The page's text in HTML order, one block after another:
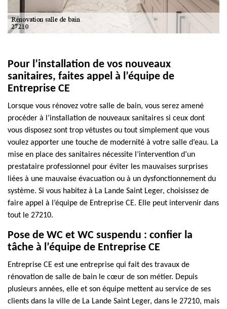
Pour l’installation de vos nouveaux
sanitaires, faites appel à l’équipe de
Entreprise CE
Lorsque vous rénovez votre salle de bain, vous serez amené
procéder à l’installation de nouveaux sanitaires si ceux dont
vous disposez sont trop vétustes ou tout simplement que vous
voulez apporter une touche de modernité à votre salle d’eau. La
mise en place des sanitaires nécessite l’intervention d’un
prestataire professionnel pour éviter les mauvaises surprises
liées à une mauvaise évacuation ou à un dysfonctionnement du
système. Si vous habitez à La Lande Saint Leger, choisissez de
faire appel à l’équipe de Entreprise CE. Elle peut intervenir dans
tout le 27210.
Pose de WC et WC suspendu : confier la
tâche à l’équipe de Entreprise CE
Entreprise CE est une entreprise qui fait des travaux de
rénovation de salle de bain le cœur de son métier. Depuis
plusieurs années, elle et son équipe mettent au service de ses
clients dans la ville de La Lande Saint Leger, dans le 27210, mais